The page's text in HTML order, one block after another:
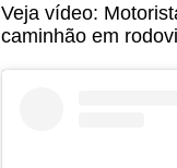
Veja vídeo:
caminhão em